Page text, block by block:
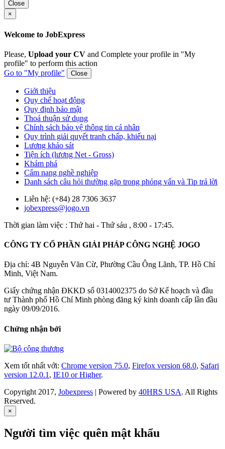
Close
×
Welcome to JobExpress
Please, Upload your CV and Complete your profile in "My
profile" to perform this action
Go to "My profile"
Close
Giới thiệu
Quy chế hoạt động
Quy định bảo mật
Thoả thuận sử dụng
Chính sách bảo vệ thông tin cá nhân
Quy trình giải quyết tranh chấp, khiếu nại
Lương khảo sát
Tiện ích (lương Net - Gross)
Khám phá
Cẩm nang nghề nghiệp
Danh sách câu hỏi thường gặp trong phỏng vấn và Tip trả lời
Liên hệ: (+84) 28 7306 3637
jobexpress@jogo.vn
Thời gian làm việc : Thứ hai - Thứ sáu , 8:00 - 17:45.
CÔNG TY CỔ PHẦN GIẢI PHÁP CÔNG NGHỆ JOGO
Địa chỉ: 4B Nguyễn Văn Cừ, Phường Cầu Ông Lãnh, TP. Hồ Chí
Minh, Việt Nam.
Giấy chứng nhận ĐKKD số 0314002375 do Sở Kế hoạch và đầu
tư Thành phố Hồ Chí Minh phòng đăng ký kinh doanh cấp lần đầu
ngày 09/09/2016.
Chứng nhận bởi
Xem tốt nhất với: Chrome version 75.0, Firefox version 68.0, Safari
version 12.0.1 , IE10 or Higher.
Copyright 2017, Jobexpress | Powered by 40HRS USA. All Rights
Reserved.
×
Người tìm việc quên mật khẩu